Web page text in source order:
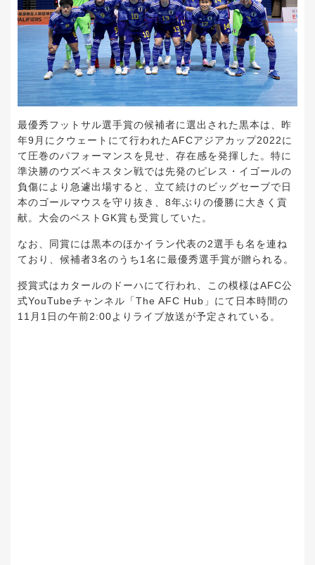
最優秀フットサル選手賞の候補者に選出された黒本は、昨
年9月にクウェートにて行われたAFCアジアカップ2022に
て圧巻のパフォーマンスを見せ、存在感を発揮した。特に
準決勝のウズベキスタン戦では先発のピレス・イゴールの
負傷により急遽出場すると、立て続けのビッグセーブで日
本のゴールマウスを守り抜き、8年ぶりの優勝に大きく貢
献。大会のベストGK賞も受賞していた。
なお、同賞には黒本のほかイラン代表の2選手も名を連ね
ており、候補者3名のうち1名に最優秀選手賞が贈られる。
授賞式はカタールのドーハにて行われ、この模様はAFC公
式YouTubeチャンネル「The AFC Hub」にて日本時間の
11月1日の午前2:00よりライブ放送が予定されている。